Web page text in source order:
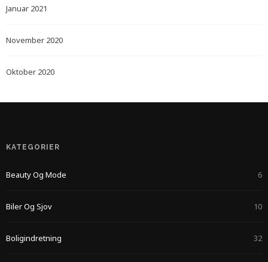
Januar 2021
November 2020
Oktober 2020
KATEGORIER
Beauty Og Mode 6
Biler Og Sjov 10
Boligindretning 32